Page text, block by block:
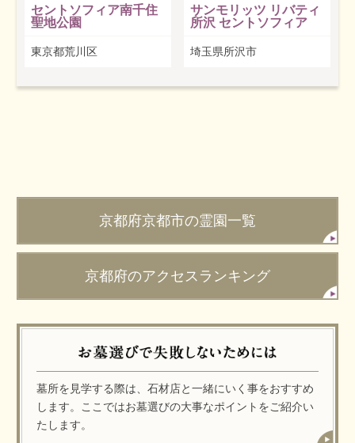
セントソフィア南千住
聖地公園
東京都荒川区
サンモリッツ リバティ
所沢 セントソフィア
埼玉県所沢市
京都府京都市の霊園一覧
京都府のアクセスランキング
墓所を見学する際は、石材店と一緒にいく事をおすすめ
します。ここではお墓選びの大事なポイントをご紹介い
たします。